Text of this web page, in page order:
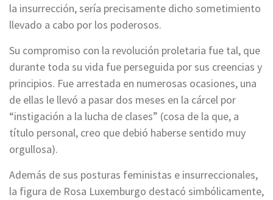
la insurrección, sería precisamente dicho sometimiento
llevado a cabo por los poderosos.
Su compromiso con la revolución proletaria fue tal, que
durante toda su vida fue perseguida por sus creencias y
principios. Fue arrestada en numerosas ocasiones, una
de ellas le llevó a pasar dos meses en la cárcel por
“instigación a la lucha de clases” (cosa de la que, a
título personal, creo que debió haberse sentido muy
orgullosa).
Además de sus posturas feministas e insurreccionales,
la figura de Rosa Luxemburgo destacó simbólicamente,